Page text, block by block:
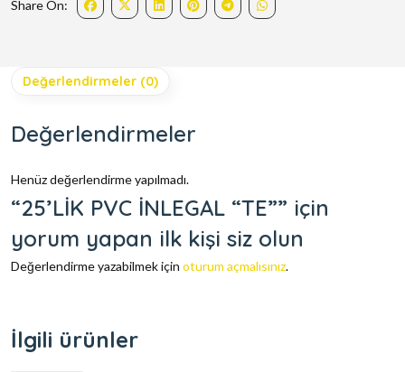
Share On:
Değerlendirmeler (0)
Değerlendirmeler
Henüz değerlendirme yapılmadı.
“25’LİK PVC İNLEGAL “TE”” için
yorum yapan ilk kişi siz olun
Değerlendirme yazabilmek için oturum açmalısınız.
İlgili ürünler